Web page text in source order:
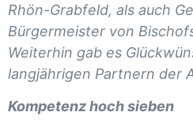
Rhön-Grabfeld, als auch
Bürgermeister von
Weiterhin gab es
langjährigen Partnern der
Kompetenz hoch sieben